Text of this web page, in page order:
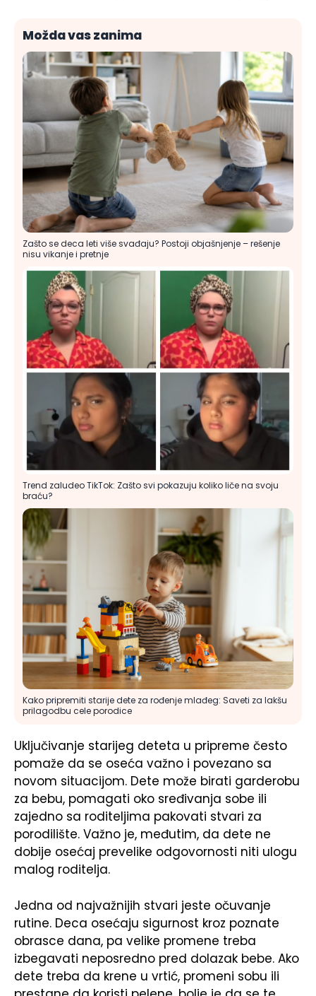
Možda vas zanima
Zašto se deca leti više svađaju? Postoji objašnjenje – rešenje
nisu vikanje i pretnje
Trend zaludeo TikTok: Zašto svi pokazuju koliko liče na svoju
braću?
Kako pripremiti starije dete za rođenje mlađeg: Saveti za lakšu
prilagodbu cele porodice
Uključivanje starijeg deteta u pripreme često
pomaže da se oseća važno i povezano sa
novom situacijom. Dete može birati garderobu
za bebu, pomagati oko sređivanja sobe ili
zajedno sa roditeljima pakovati stvari za
porodilište. Važno je, međutim, da dete ne
dobije osećaj prevelike odgovornosti niti ulogu
malog roditelja.
Jedna od najvažnijih stvari jeste očuvanje
rutine. Deca osećaju sigurnost kroz poznate
obrasce dana, pa velike promene treba
izbegavati neposredno pred dolazak bebe. Ako
dete treba da krene u vrtić, promeni sobu ili